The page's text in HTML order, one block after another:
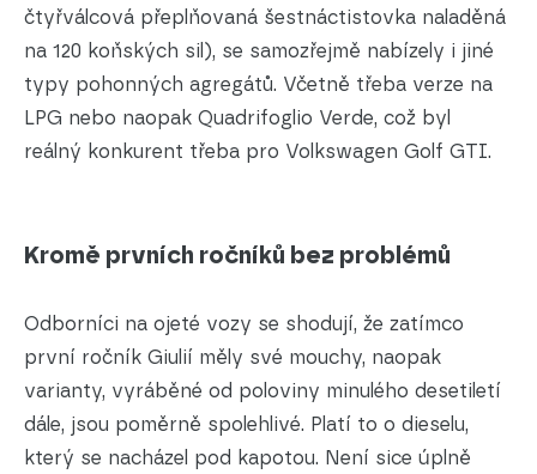
čtyřválcová přeplňovaná šestnáctistovka naladěná
na 120 koňských sil), se samozřejmě nabízely i jiné
typy pohonných agregátů. Včetně třeba verze na
LPG nebo naopak Quadrifoglio Verde, což byl
reálný konkurent třeba pro Volkswagen Golf GTI.
Kromě prvních ročníků bez problémů
Odborníci na ojeté vozy se shodují, že zatímco
první ročník Giulií měly své mouchy, naopak
varianty, vyráběné od poloviny minulého desetiletí
dále, jsou poměrně spolehlivé. Platí to o dieselu,
který se nacházel pod kapotou. Není sice úplně